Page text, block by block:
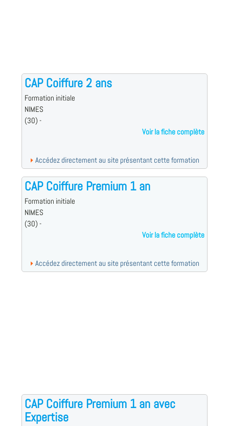
CAP Coiffure 2 ans
Formation initiale
NIMES
(30) -
Voir la fiche complète
Accédez directement au site présentant cette formation
CAP Coiffure Premium 1 an
Formation initiale
NIMES
(30) -
Voir la fiche complète
Accédez directement au site présentant cette formation
CAP Coiffure Premium 1 an avec
Expertise